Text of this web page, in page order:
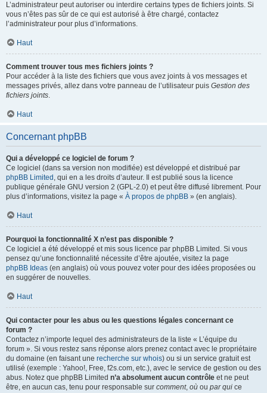
L’administrateur peut autoriser ou interdire certains types de fichiers joints. Si
vous n’êtes pas sûr de ce qui est autorisé à être chargé, contactez
l’administrateur pour plus d’informations.
Haut
Comment trouver tous mes fichiers joints ?
Pour accéder à la liste des fichiers que vous avez joints à vos messages et
messages privés, allez dans votre panneau de l’utilisateur puis Gestion des
fichiers joints.
Haut
Concernant phpBB
Qui a développé ce logiciel de forum ?
Ce logiciel (dans sa version non modifiée) est développé et distribué par
phpBB Limited , qui en a les droits d’auteur. Il est publié sous la licence
publique générale GNU version 2 (GPL-2.0) et peut être diffusé librement. Pour
plus d’informations, visitez la page « À propos de phpBB » (en anglais).
Haut
Pourquoi la fonctionnalité X n’est pas disponible ?
Ce logiciel a été développé et mis sous licence par phpBB Limited. Si vous
pensez qu’une fonctionnalité nécessite d’être ajoutée, visitez la page
phpBB Ideas (en anglais) où vous pouvez voter pour des idées proposées ou
en suggérer de nouvelles.
Haut
Qui contacter pour les abus ou les questions légales concernant ce
forum ?
Contactez n’importe lequel des administrateurs de la liste « L’équipe du
forum ». Si vous restez sans réponse alors prenez contact avec le propriétaire
du domaine (en faisant une recherche sur whois) ou si un service gratuit est
utilisé (exemple : Yahoo!, Free, f2s.com, etc.), avec le service de gestion ou des
abus. Notez que phpBB Limited n’a absolument aucun contrôle et ne peut
être, en aucun cas, tenu pour responsable sur comment, où ou par qui ce